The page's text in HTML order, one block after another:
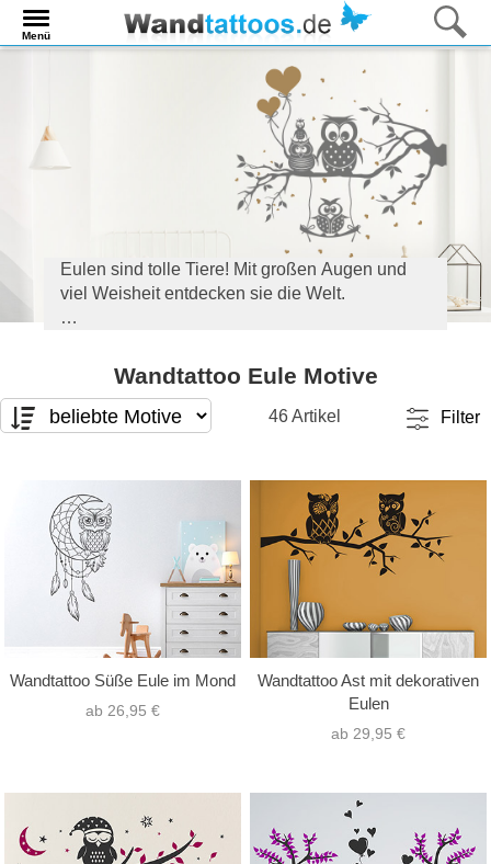
Menü
Eulen sind tolle Tiere! Mit großen Augen und
viel Weisheit entdecken sie die Welt.
Kinderzimmer und auch als anmutige
Dekoration für den Rest der Wohnung.
Finden Sie in unserer Auswahl lustige und
Wandtattoo Eule Motive
46 Artikel Filter
nur Text
nur Motiv (29)
Text mit Motiv(17)
Hochformat
(19)
Querformat (24)
Quadrat
Wandtattoo Süße Eule im Mond
ab 26,95 €
Wandtattoo Ast mit dekorativen
Eulen
ab 29,95 €